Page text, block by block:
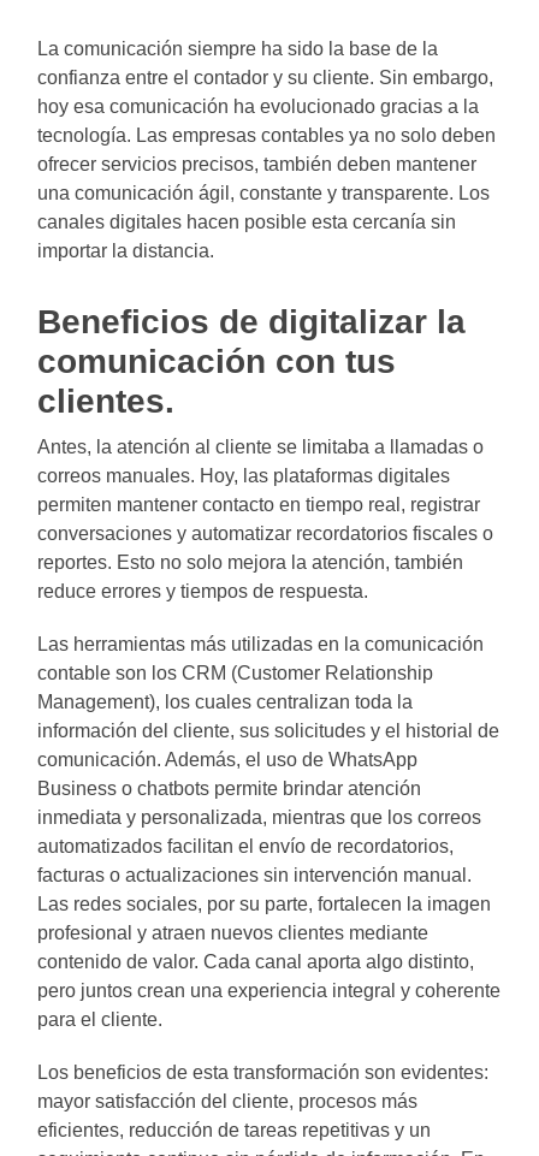
La comunicación siempre ha sido la base de la
confianza entre el contador y su cliente. Sin embargo,
hoy esa comunicación ha evolucionado gracias a la
tecnología. Las empresas contables ya no solo deben
ofrecer servicios precisos, también deben mantener
una comunicación ágil, constante y transparente. Los
canales digitales hacen posible esta cercanía sin
importar la distancia.
Beneficios de digitalizar la
comunicación con tus
clientes.
Antes, la atención al cliente se limitaba a llamadas o
correos manuales. Hoy, las plataformas digitales
permiten mantener contacto en tiempo real, registrar
conversaciones y automatizar recordatorios fiscales o
reportes. Esto no solo mejora la atención, también
reduce errores y tiempos de respuesta.
Las herramientas más utilizadas en la comunicación
contable son los CRM (Customer Relationship
Management), los cuales centralizan toda la
información del cliente, sus solicitudes y el historial de
comunicación. Además, el uso de WhatsApp
Business o chatbots permite brindar atención
inmediata y personalizada, mientras que los correos
automatizados facilitan el envío de recordatorios,
facturas o actualizaciones sin intervención manual.
Las redes sociales, por su parte, fortalecen la imagen
profesional y atraen nuevos clientes mediante
contenido de valor. Cada canal aporta algo distinto,
pero juntos crean una experiencia integral y coherente
para el cliente.
Los beneficios de esta transformación son evidentes:
mayor satisfacción del cliente, procesos más
eficientes, reducción de tareas repetitivas y un